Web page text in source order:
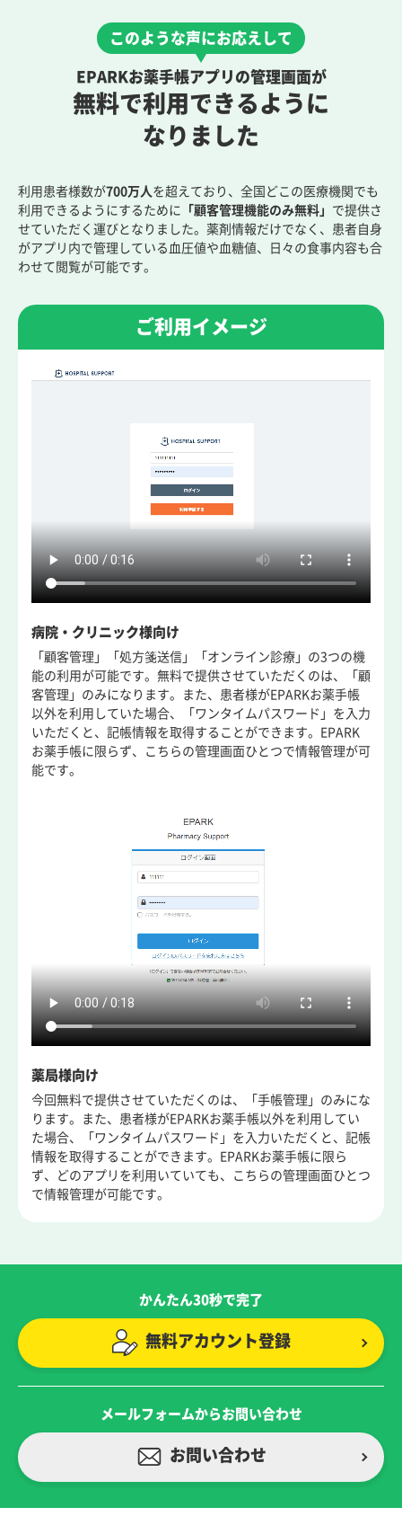
このような声にお応えして
EPARKお薬手帳アプリの管理画面が
無料で利用できるように
なりました
利用患者様数が700万人 を超えており、全国どこの医療機関でも
利用できるようにするために
「顧客管理機能のみ無料」 で提供さ
せていただく運びとなりました。薬剤情報だけでなく、患者自身
がアプリ内で管理している血圧値や血糖値、日々の食事内容も合
わせて閲覧が可能です。
ご利用イメージ
病院・クリニック様向け
「顧客管理」「処方箋送信」「オンライン診療」の3つの機
能の利用が可能です。無料で提供させていただくのは、「顧
客管理」のみになります。また、患者様がEPARKお薬手帳
以外を利用していた場合、「ワンタイムパスワード」を入力
いただくと、記帳情報を取得することができます。EPARK
お薬手帳に限らず、こちらの管理画面ひとつで情報管理が可
能です。
薬局様向け
今回無料で提供させていただくのは、「手帳管理」のみにな
ります。また、患者様がEPARKお薬手帳以外を利用してい
た場合、「ワンタイムパスワード」を入力いただくと、記帳
情報を取得することができます。EPARKお薬手帳に限ら
ず、どのアプリを利用いていても、こちらの管理画面ひとつ
で情報管理が可能です。
かんたん30秒で完了
無料アカウント登録
メールフォームからお問い合わせ
お問い合わせ